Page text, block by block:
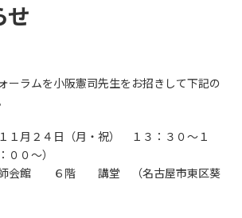
せ
ーラムを小阪憲司先生をお招きして下記の
１月２４日（月・祝） １３：３０～１
００～）
師会館 ６階 講堂 （名古屋市東区葵